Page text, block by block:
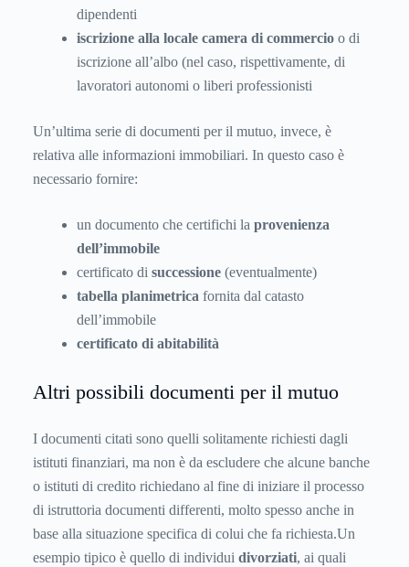
dipendenti
iscrizione alla locale camera di commercio o di
iscrizione all’albo (nel caso, rispettivamente, di
lavoratori autonomi o liberi professionisti
Un’ultima serie di documenti per il mutuo, invece, è
relativa alle informazioni immobiliari. In questo caso è
necessario fornire:
un documento che certifichi la provenienza
dell’immobile
certificato di successione (eventualmente)
tabella planimetrica fornita dal catasto
dell’immobile
certificato di abitabilità
Altri possibili documenti per il mutuo
I documenti citati sono quelli solitamente richiesti dagli
istituti finanziari, ma non è da escludere che alcune banche
o istituti di credito richiedano al fine di iniziare il processo
di istruttoria documenti differenti, molto spesso anche in
base alla situazione specifica di colui che fa richiesta.Un
esempio tipico è quello di individui divorziati, ai quali